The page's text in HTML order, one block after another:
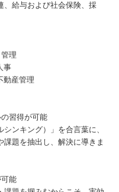
給与および社会保険、採
理
事
動産管理
の習得が可能
ンキング）」を合言葉に、
題を抽出し、解決に導きま
可能